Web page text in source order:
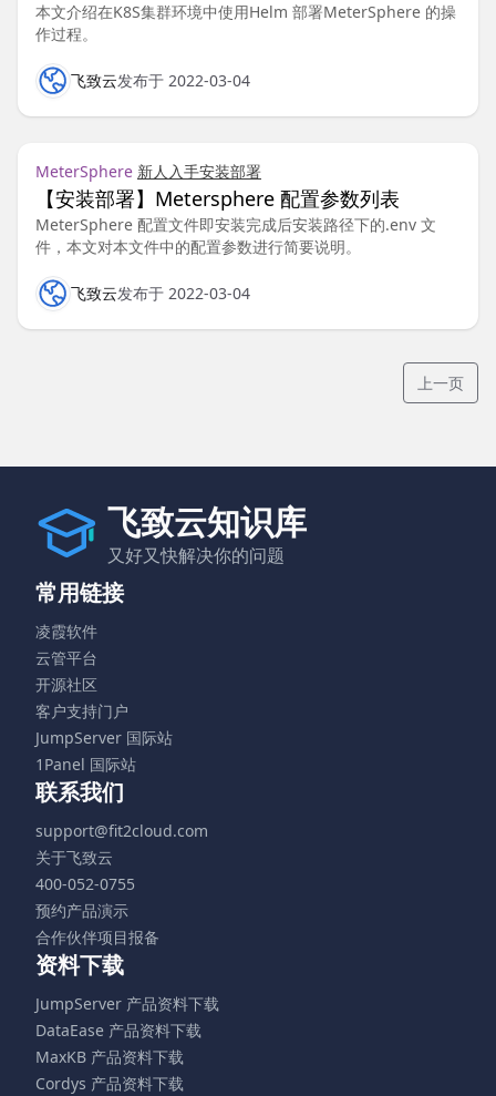
本文介绍在K8S集群环境中使用Helm 部署MeterSphere 的操
作过程。
飞致云发布于 2022-03-04
MeterSphere 新人入手安装部署
【安装部署】Metersphere 配置参数列表
MeterSphere 配置文件即安装完成后安装路径下的.env 文
件，本文对本文件中的配置参数进行简要说明。
飞致云发布于 2022-03-04
上一页
飞致云知识库
又好又快解决你的问题
常用链接
凌霞软件
云管平台
开源社区
客户支持门户
JumpServer 国际站
1Panel 国际站
联系我们
support@fit2cloud.com
关于飞致云
400-052-0755
预约产品演示
合作伙伴项目报备
资料下载
JumpServer 产品资料下载
DataEase 产品资料下载
MaxKB 产品资料下载
Cordys 产品资料下载